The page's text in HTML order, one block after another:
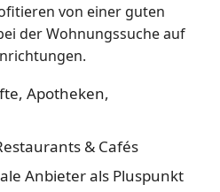
von einer guten
der Wohnungssuche auf
Apotheken,
& Cafés
Anbieter als Pluspunkt